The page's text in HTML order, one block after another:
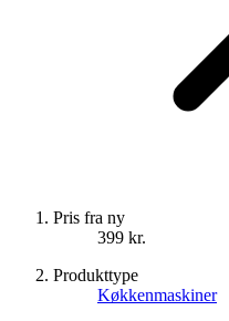
Pris fra ny
399 kr.
Produkttype
Køkkenmaskiner